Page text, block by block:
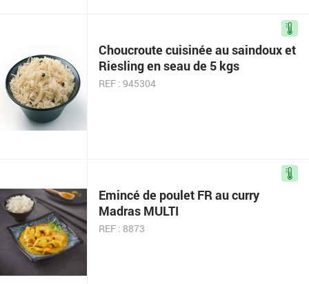
Choucroute cuisinée au saindoux et
Riesling en seau de 5 kgs
REF : 945304
Emincé de poulet FR au curry
Madras MULTI
REF : 8873